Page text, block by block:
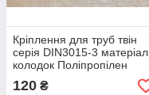
Кріплення для труб твін
серія DIN3015-3 матеріал
колодок Поліпропілен
120 ₴